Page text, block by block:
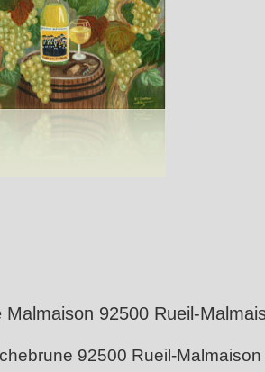
92500 Rueil-
92500 Rueil-Malmaison